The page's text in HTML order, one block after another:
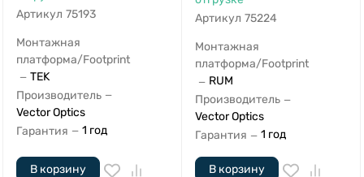
Артикул 75193
Монтажная
платформа/Footprint
— TEK
Производитель —
Vector Optics
Гарантия — 1 год
В корзину
Артикул 75224
Монтажная
платформа/Footprint
— RUM
Производитель —
Vector Optics
Гарантия — 1 год
В корзину